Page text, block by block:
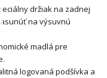
držiak na zadnej
na výsuvnú
madlá pre
logovaná podšívka a